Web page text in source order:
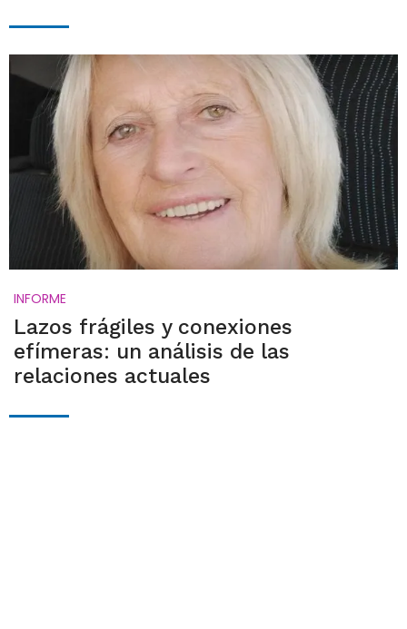
INFORME
Lazos frágiles y conexiones
efímeras: un análisis de las
relaciones actuales